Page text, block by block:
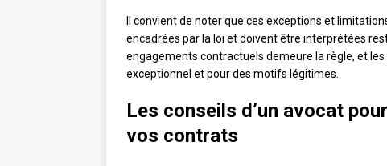
Il convient de noter que ces exceptions et
encadrées par la loi et doivent être interprétées
engagements contractuels demeure la règle, et
exceptionnel et pour des motifs légitimes.
Les conseils d’un avocat
vos contrats